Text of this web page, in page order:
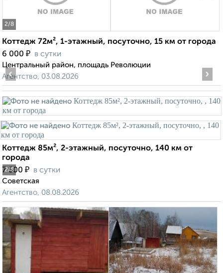
2/8
Коттедж 72м², 1-этажный, посуточно, 15 км от города
6 000 ₽ в сутки
Центральный район, площадь Революции
Агентство, 03.08.2026
2/8
‹ ›
Коттедж 85м², 2-этажный, посуточно, 140 км от
города
7 500 ₽ в сутки
Советская
Агентство, 08.08.2026